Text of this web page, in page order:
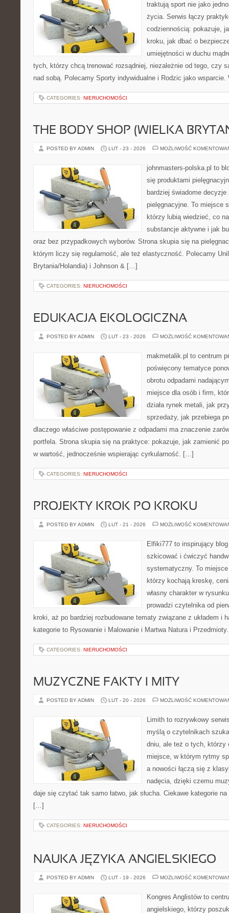
traktują sport nie jako
życia. Serwis łączy
codziennością: pokazuje,
kroku, jak dbać o
umiejętności w duchu
tych, którzy chcą trenować rozsądniej, niezależnie od tego, czy
nad sobą. Polecamy Sporty indywidualne i Rodzic jako
CATEGORIES: NIERUCHOMOŚCI
THE BODY SHOP (WIELKA
POSTED BY ADMIN LUT - 23 - 2026 MOŻLIWOŚĆ
johnmasters-polska.pl to
się produktami
bardziej świadome decyzje
pielęgnacyjne. To miejsce
którzy lubią wiedzieć, co
substancje aktywne i jak
oraz bez przypadkowych wyborów. Strona skupia się na
którym liczy się regularność, ale też elastyczność. Polecamy
Brytania/Holandia) i Johnson & […]
CATEGORIES: NIERUCHOMOŚCI
EDUKACJA EKOLOGICZNA
POSTED BY ADMIN LUT - 23 - 2026 MOŻLIWOŚĆ
makmetalik.pl to centrum
poświęcony tematyce
obrotu odpadami
miejsce dla osób i firm,
działa rynek metali, jak
sprzedaży, jak przebiega
dlaczego właściwe postępowanie z odpadami ma znaczenie
portfela. Strona skupia się na praktyce: pokazuje, jak zamienić
w wartość, jednocześnie wspierając cyrkularność. […]
CATEGORIES: NIERUCHOMOŚCI
PROJEKTY KROK PO KROKU
POSTED BY ADMIN LUT - 21 - 2026 MOŻLIWOŚĆ
Elfiki777 to inspirujący
szkicować i ćwiczyć
systematyczny. To
którzy kochają kreskę,
własny charakter w
prowadzi czytelnika od
kroki, aż po bardziej rozbudowane tematy związane z układem i
kategorie to Rysowanie i Malowanie i Martwa Natura i
CATEGORIES: NIERUCHOMOŚCI
MUZYCZNE FAKTY I MITY
POSTED BY ADMIN LUT - 20 - 2026 MOŻLIWOŚĆ
Limith to rozrywkowy
myślą o czytelnikach
dniu, ale też o tych, którzy
miejsce, w którym rytmy
a nowości łączą się z
nadęcia, dzięki czemu
daje się czytać tak samo łatwo, jak słucha. Ciekawe kategorie
[…]
CATEGORIES: NIERUCHOMOŚCI
NAUKA JĘZYKA ANGIELSKIEGO
POSTED BY ADMIN LUT - 19 - 2026 MOŻLIWOŚĆ
Kongres Anglistów to
angielskiego, którzy